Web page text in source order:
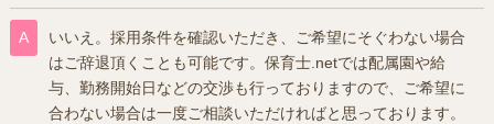
いいえ。採用条件を確認いただき、ご希望にそぐわない場合
はご辞退頂くことも可能です。保育士.netでは配属園や給
与、勤務開始日などの交渉も行っておりますので、ご希望に
合わない場合は一度ご相談いただければと思っております。